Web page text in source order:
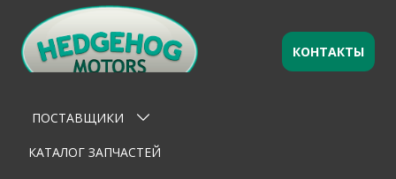
Оставьте заявку ×
ПОСТАВЩИКИ
КАТАЛОГ ЗАПЧАСТЕЙ
КОНТАКТЫ